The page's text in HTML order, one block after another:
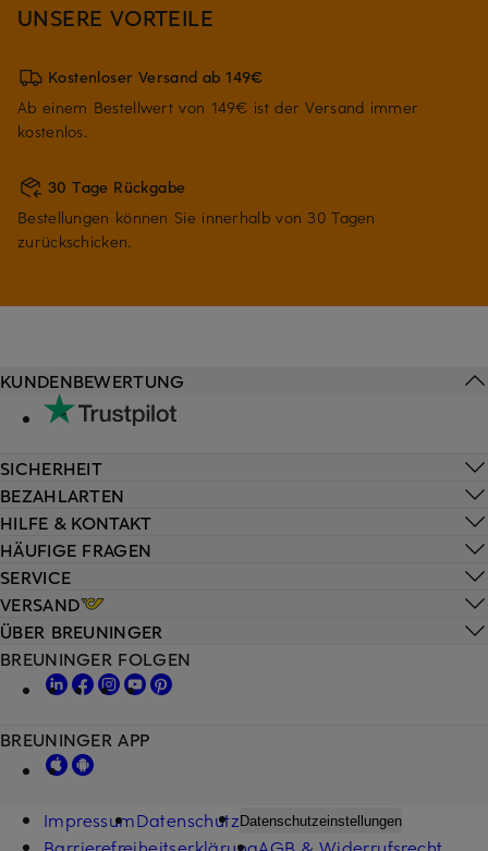
UNSERE VORTEILE
Kostenloser Versand ab 149€
Ab einem Bestellwert von 149€ ist der Versand immer
kostenlos.
30 Tage Rückgabe
Bestellungen können Sie innerhalb von 30 Tagen
zurückschicken.
HILFE & KONTAKT
HÄUFIGE FRAGEN
SERVICE
VERSAND
KUNDENBEWERTUNG
SICHERHEIT
BEZAHLARTEN
ÜBER BREUNINGER
BREUNINGER FOLGEN
BREUNINGER APP
ImpressumDatenschutzDatenschutzeinstellungen